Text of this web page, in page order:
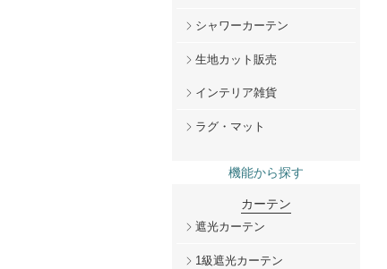
シャワーカーテン
生地カット販売
インテリア雑貨
ラグ・マット
機能から探す
カーテン
遮光カーテン
1級遮光カーテン